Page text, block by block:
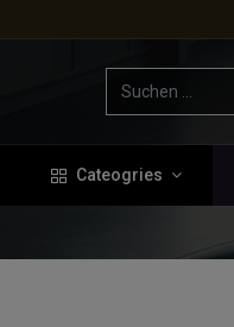
Cateogries